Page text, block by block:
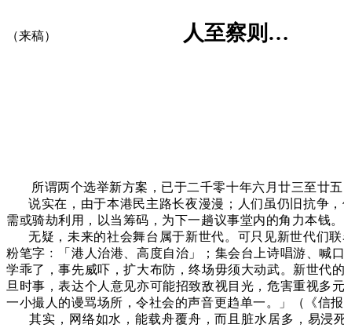
（来稿） 人至察则 …
所谓两个选举新方案，已于二千零十年六月廿三至廿
说实在，由于本港民主路长夜漫漫；人们虽仍旧抗争
需或骑劫利用，以当筹码，为下一趟议事堂内的角力本钱。
无疑，未来的社会舞台属于新世代。可只见新世代们
粉笔字﹕「港人治港、高度自治」；集会台上诗唱游、喊
学乖了，事先威吓，扩大布防，终场毋须大动武。新世
旦时事，表达个人意见亦可能招致敌视目光，危害重视
一小撮人的谩骂场所，令社会的声音更趋单一。」（《信报
其实，网络如水，能载舟覆舟，而且脏水居多，易浸